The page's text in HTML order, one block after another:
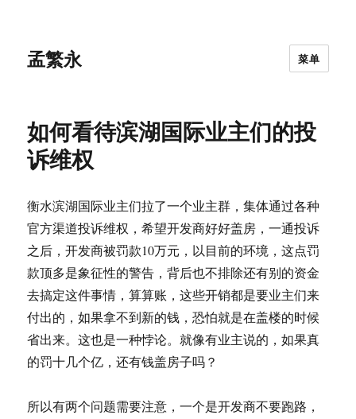
孟繁永 菜单
如何看待滨湖国际业主们的投
诉维权
衡水滨湖国际业主们拉了一个业主群，集体通过各种
官方渠道投诉维权，希望开发商好好盖房，一通投诉
之后，开发商被罚款10万元，以目前的环境，这点罚
款顶多是象征性的警告，背后也不排除还有别的资金
去搞定这件事情，算算账，这些开销都是要业主们来
付出的，如果拿不到新的钱，恐怕就是在盖楼的时候
省出来。这也是一种悖论。就像有业主说的，如果真
的罚十几个亿，还有钱盖房子吗？
所以有两个问题需要注意，一个是开发商不要跑路，